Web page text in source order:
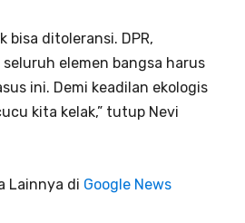
bisa ditoleransi. DPR,
elemen bangsa harus
ini. Demi keadilan ekologis
kita kelak,” tutup Nevi
Lainnya di Google News